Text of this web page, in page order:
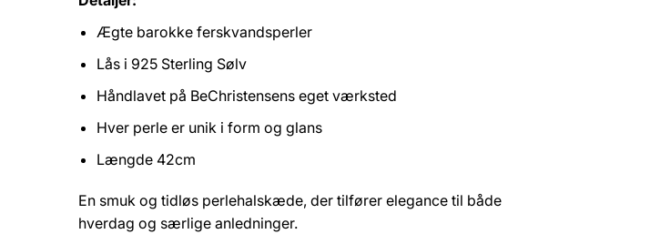
Ægte barokke ferskvandsperler
Lås i 925 Sterling Sølv
Håndlavet på BeChristensens eget værksted
Hver perle er unik i form og glans
Længde 42cm
En smuk og tidløs perlehalskæde, der tilfører elegance til både
hverdag og særlige anledninger.